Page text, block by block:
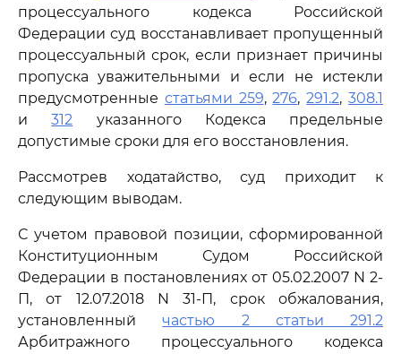
процессуального кодекса Российской
Федерации суд восстанавливает пропущенный
процессуальный срок, если признает причины
пропуска уважительными и если не истекли
предусмотренные статьями 259,276,291.2,308.1
и312 указанного Кодекса предельные
допустимые сроки для его восстановления.
Рассмотрев ходатайство, суд приходит к
следующим выводам.
С учетом правовой позиции, сформированной
Конституционным Судом Российской
Федерации в постановлениях от 05.02.2007 N 2-
П, от 12.07.2018 N 31-П, срок обжалования,
установленныйчастью 2 статьи 291.2
Арбитражного процессуального кодекса